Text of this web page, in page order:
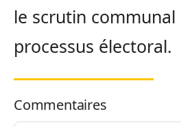
le scrutin communal
processus électoral.
Commentaires